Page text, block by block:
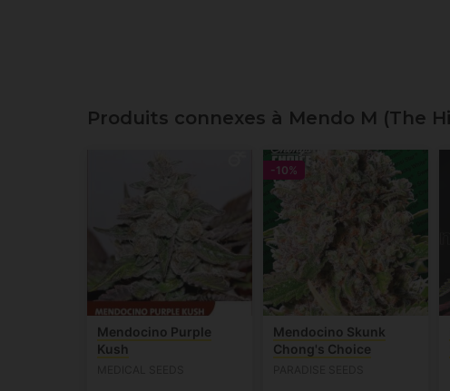
Produits connexes à Mendo M (The
Mendocino Purple
Kush
-10%
Mendocino Skunk
Chong's Choice